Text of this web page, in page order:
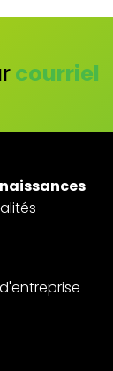
courriel